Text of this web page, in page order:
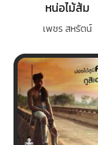
หน่อไม้ส้ม
เพชร สหรัตน์